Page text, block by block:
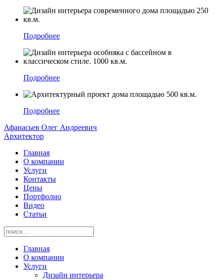
Подробнее
Подробнее
Подробнее
Афанасьев Олег Андреевич
Архитектор
Главная
О компании
Услуги
Контакты
Цены
Портфолио
Видео
Статьи
Главная
О компании
Услуги
Дизайн интерьера